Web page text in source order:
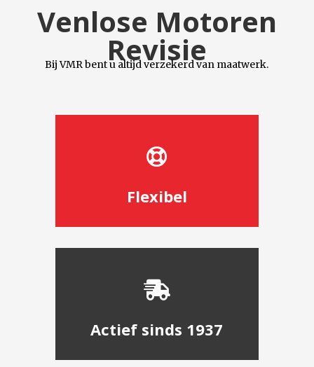
Venlose Motoren
Revisie
Bij VMRbent u altijd verzekerd van maatwerk.

Flexibel

Actief sinds 1937